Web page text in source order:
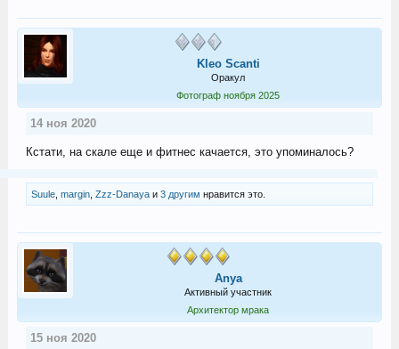
Kleo Scanti
Оракул
Фотограф ноября 2025
14 ноя 2020
Кстати, на скале еще и фитнес качается, это упоминалось?
Suule, margin, Zzz-Danayaи 3 другим нравится это.
Anya
Активный участник
Архитектор мрака
15 ноя 2020